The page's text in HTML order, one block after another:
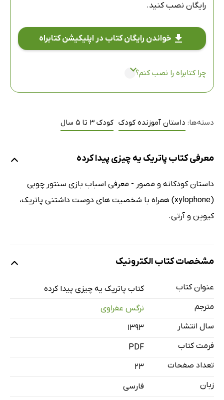
رایگان نصب کنید.
خواندن رایگان کتاب در اپلیکیشن کتابراه
چرا کتابراه را نصب کنم؟
دسته‌ها: داستان آموزنده کودک کودک 3 تا 5 سال
معرفی کتاب پاتریک یه چیزی پیدا کرده
داستان کودکانه و مصور - معرفی اسباب بازی سنتور چوبی
(xylophone) همراه با شخصیت های دوست داشتنی پاتریک،
کیوین و آرتی.
مشخصات کتاب الکترونیک
عنوان کتاب
کتاب پاتریک یه چیزی پیدا کرده
مترجم
نرگس عفراوی
سال انتشار
۱۳۹۳
فرمت کتاب
PDF
تعداد صفحات
23
زبان
فارسی